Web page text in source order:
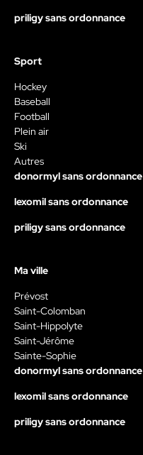
priligy sans ordonnance
Sport
Hockey
Baseball
Football
Plein air
Ski
Autres
donormyl sans ordonnance
lexomil sans ordonnance
priligy sans ordonnance
Ma ville
Prévost
Saint-Colomban
Saint-Hippolyte
Saint-Jérôme
Sainte-Sophie
donormyl sans ordonnance
lexomil sans ordonnance
priligy sans ordonnance